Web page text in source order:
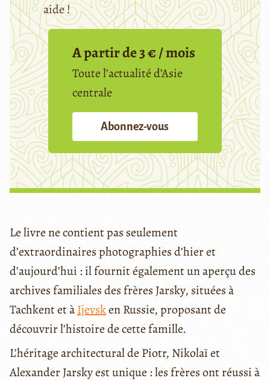
aide !
A partir de 3 € / mois
Toute l’actualité d’Asie
centrale
Abonnez-vous
Le livre ne contient pas seulement
d’extraordinaires photographies d’hier et
d’aujourd’hui : il fournit également un aperçu des
archives familiales des frères Jarsky, situées à
Tachkent et àIjevsken Russie, proposant de
découvrir l’histoire de cette famille.
L’héritage architectural de Piotr, Nikolaï et
Alexander Jarsky est unique : les frères ont réussi à